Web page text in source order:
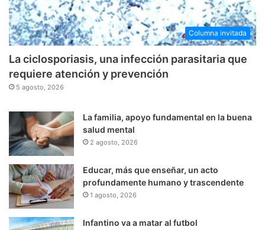
Columna invitada
La ciclosporiasis, una infección parasitaria que
requiere atención y prevención
5 agosto, 2026
La familia, apoyo fundamental en la buena
salud mental
2 agosto, 2026
Educar, más que enseñar, un acto
profundamente humano y trascendente
1 agosto, 2026
Infantino va a matar al futbol